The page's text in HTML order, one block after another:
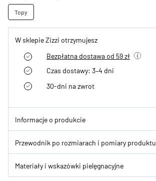
Topy
W sklepie Zizzi otrzymujesz
Bezpłatna dostawa od 59 zł
Czas dostawy: 3–4 dni
30-dni na zwrot
Informacje o produkcie
Przewodnik po rozmiarach i pomiary produktu
Materiały i wskazówki pielęgnacyjne